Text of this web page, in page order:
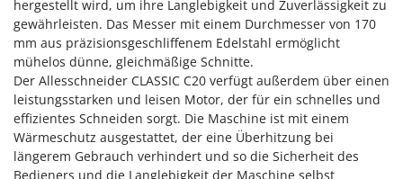
Luftkühler mit Wasserverdunstung
M
Mähroboter
Maisentkörnungsmaschinen
Manuelle Heckenscheren
Mehrzweck-Sauggeräte
F
FAC
Fama Industrie
Famag
Famur
FARMER
FBC
hergestellt wird, um ihre Langlebigkeit und Zuverlässigkeit zu
gewährleisten. Das Messer mit einem Durchmesser von 170
mm aus präzisionsgeschliffenem Edelstahl ermöglicht
mühelos dünne, gleichmäßige Schnitte.
Der Allesschneider CLASSIC C20 verfügt außerdem über einen
leistungsstarken und leisen Motor, der für ein schnelles und
effizientes Schneiden sorgt. Die Maschine ist mit einem
Wärmeschutz ausgestattet, der eine Überhitzung bei
längerem Gebrauch verhindert und so die Sicherheit des
Bedieners und die Langlebigkeit der Maschine selbst